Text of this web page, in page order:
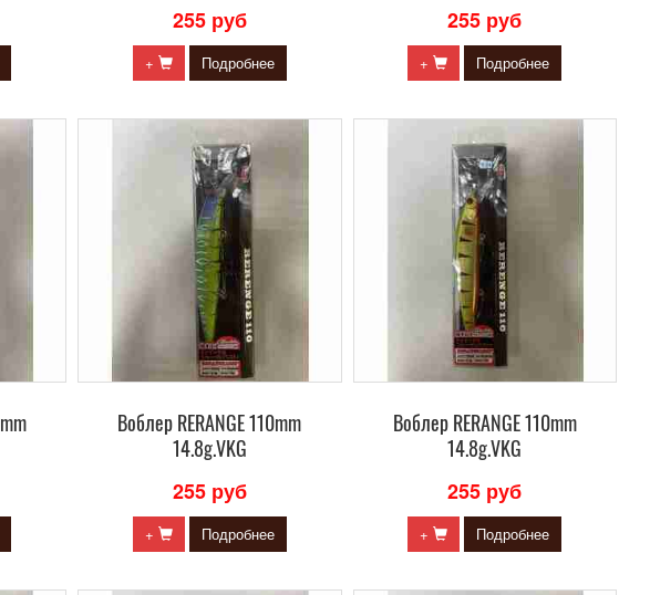
255 руб
+ Подробнее
255 руб
+ Подробнее
Воблер RERANGE 110mm
14.8g.VKG
255 руб
+ Подробнее
Воблер RERANGE 110mm
14.8g.VKG
255 руб
+ Подробнее